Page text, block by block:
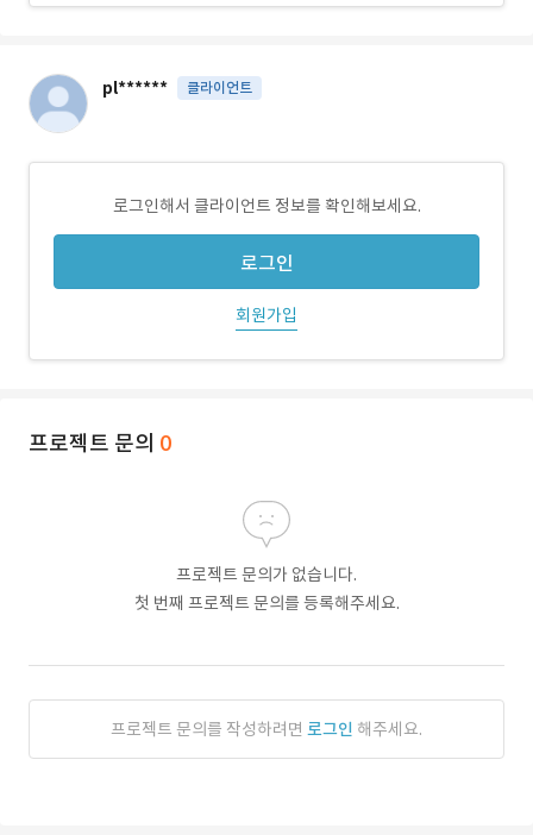
pl****** 클라이언트
로그인해서 클라이언트 정보를 확인해보세요.
로그인
회원가입
프로젝트 문의 0
프로젝트 문의가 없습니다.
첫 번째 프로젝트 문의를 등록해주세요.
프로젝트 문의를 작성하려면 로그인 해주세요.